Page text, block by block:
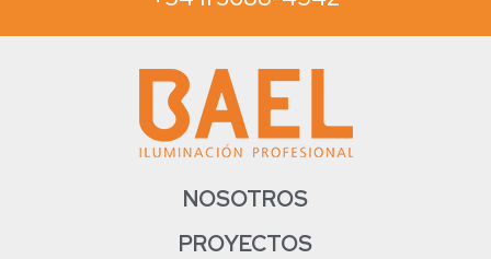
NOSOTROS
PROYECTOS